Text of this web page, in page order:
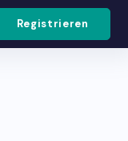
Registrieren